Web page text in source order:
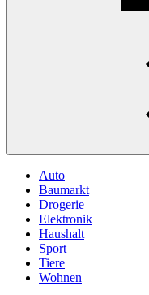
Auto
Baumarkt
Drogerie
Elektronik
Haushalt
Sport
Tiere
Wohnen